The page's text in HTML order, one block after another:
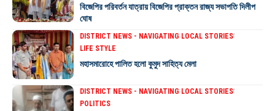
বিজেপির পরিবর্তন যাত্রায় বিজেপির প্রাক্তন রাজ্য সভাপতি দিলীপ
ঘোষ
DISTRICT NEWS - NAVIGATING LOCAL STORIES
LIFE STYLE
মহাসমারোহে পালিত হলো কুমুদ সাহিত্য মেলা
DISTRICT NEWS - NAVIGATING LOCAL STORIES
POLITICS